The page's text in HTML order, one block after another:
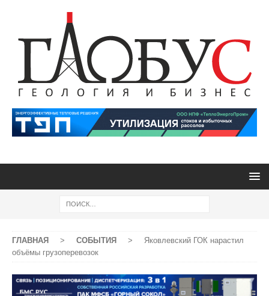
ГЛАВНАЯ > СОБЫТИЯ >
Яковлевский ГОК нарастил
объёмы грузоперевозок